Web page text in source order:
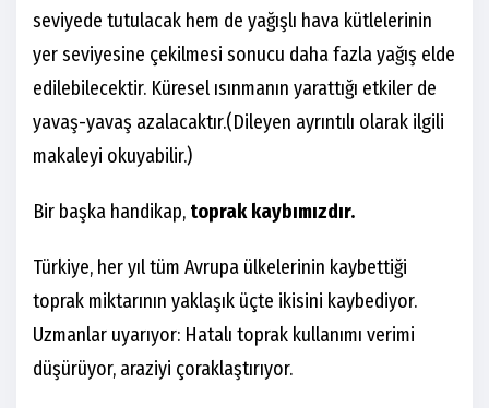
seviyede tutulacak hem de yağışlı hava kütlelerinin
yer seviyesine çekilmesi sonucu daha fazla yağış elde
edilebilecektir. Küresel ısınmanın yarattığı etkiler de
yavaş-yavaş azalacaktır.(Dileyen ayrıntılı olarak ilgili
makaleyi okuyabilir.)
Bir başka handikap, toprak kaybımızdır.
Türkiye, her yıl tüm Avrupa ülkelerinin kaybettiği
toprak miktarının yaklaşık üçte ikisini kaybediyor.
Uzmanlar uyarıyor: Hatalı toprak kullanımı verimi
düşürüyor, araziyi çoraklaştırıyor.